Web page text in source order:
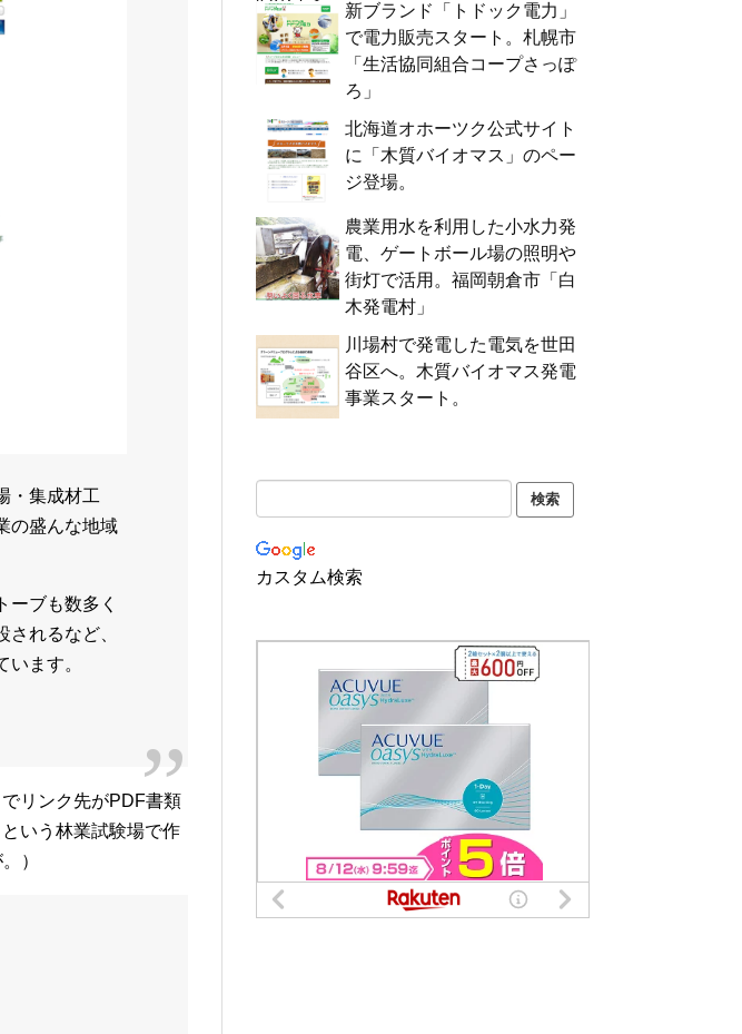
・集成材工
の盛んな地域
ブも数多く
れるなど、
ます。
リンク先がPDF書類
いう林業試験場で作
）
新ブランド「トドック電力」
で電力販売スタート。札幌市
「生活協同組合コープさっぽ
ろ」
北海道オホーツク公式サイト
に「木質バイオマス」のペー
ジ登場。
農業用水を利用した小水力発
電、ゲートボール場の照明や
街灯で活用。福岡朝倉市「白
木発電村」
川場村で発電した電気を世田
谷区へ。木質バイオマス発電
事業スタート。
カスタム検索